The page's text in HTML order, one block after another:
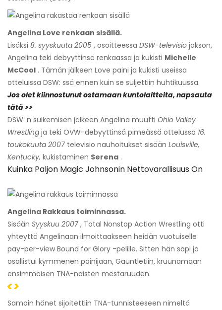
Angelina Love renkaan sisällä.
Lisäksi 8. syyskuuta 2005 , osoitteessa DSW-televisio jakson,
Angelina teki debyyttinsä renkaassa ja kukisti Michelle
McCool . Tämän jälkeen Love paini ja kukisti useissa
otteluissa DSW: ssä ennen kuin se suljettiin huhtikuussa.
Jos olet kiinnostunut ostamaan kuntolaitteita, napsauta
tätä >>
DSW: n sulkemisen jälkeen Angelina muutti Ohio Valley
Wrestling ja teki OVW-debyyttinsä pimeässä ottelussa 16.
toukokuuta 2007 televisio nauhoitukset sisään Louisville,
Kentucky, kukistaminen Serena .
Kuinka Paljon Magic Johnsonin Nettovarallisuus On
Angelina Rakkaus toiminnassa.
Sisään Syyskuu 2007 , Total Nonstop Action Wrestling otti
yhteyttä Angelinaan ilmoittaakseen heidän vuotuiselle
pay-per-view Bound for Glory -pelille. Sitten hän sopi ja
osallistui kymmenen painijaan, Gauntletiin, kruunamaan
ensimmäisen TNA-naisten mestaruuden.
<>
Samoin hänet sijoitettiin TNA-tunnisteeseen nimeltä